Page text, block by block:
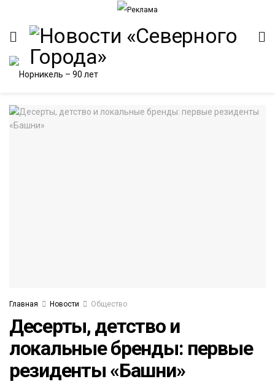
Главная Новости Общество
Десерты, детство и
локальные бренды: первые
резиденты «Башни»